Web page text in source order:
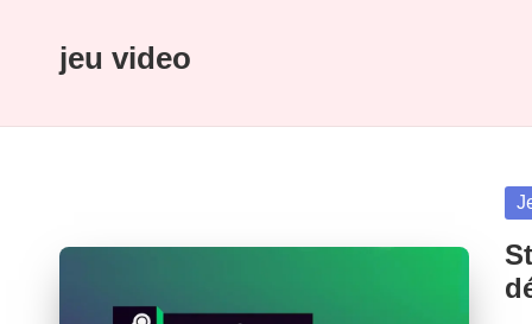
jeu video